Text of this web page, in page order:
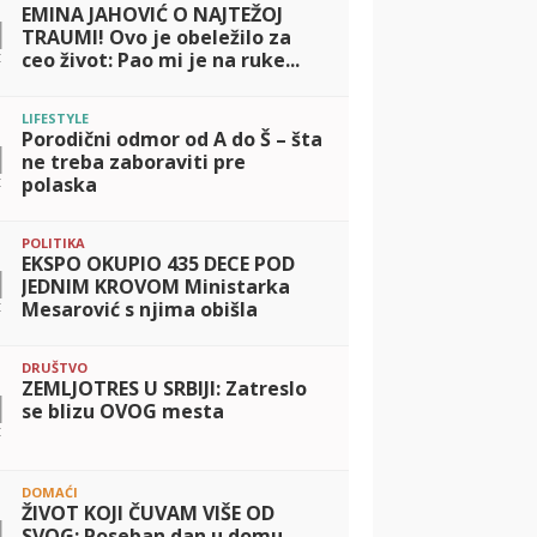
EMINA JAHOVIĆ O NAJTEŽOJ
TRAUMI! Ovo je obeležilo za
ceo život: Pao mi je na ruke...
LIFESTYLE
Porodični odmor od A do Š – šta
ne treba zaboraviti pre
polaska
POLITIKA
EKSPO OKUPIO 435 DECE POD
JEDNIM KROVOM Ministarka
Mesarović s njima obišla
kapital
DRUŠTVO
ZEMLJOTRES U SRBIJI: Zatreslo
se blizu OVOG mesta
DOMAĆI
ŽIVOT KOJI ČUVAM VIŠE OD